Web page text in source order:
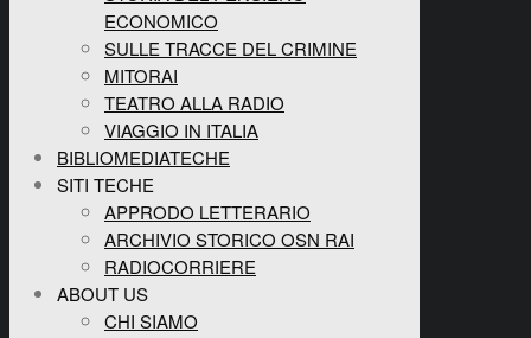
ECONOMICO
SULLE TRACCE DEL CRIMINE
MITORAI
TEATRO ALLA RADIO
VIAGGIO IN ITALIA
BIBLIOMEDIATECHE
SITI TECHE
APPRODO LETTERARIO
ARCHIVIO STORICO OSN RAI
RADIOCORRIERE
ABOUT US
CHI SIAMO